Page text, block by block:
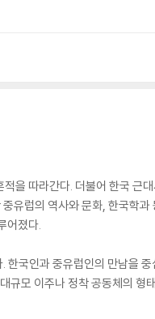
을 따라간다. 더불어 한국 근
유럽의 역사와 문화, 한국학
어졌다.
한국인과 중유럽인의 만남을
규모 이주나 정착 공동체의